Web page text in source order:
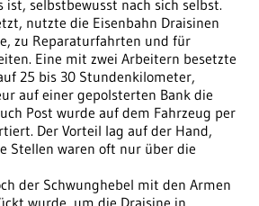
ist, selbstbewusst nach sich selbst.
nutzte die Eisenbahn Draisinen
zu Reparaturfahrten und für
Eine mit zwei Arbeitern besetzte
25 bis 30 Stundenkilometer,
auf einer gepolsterten Bank die
Post wurde auf dem Fahrzeug per
Der Vorteil lag auf der Hand,
Stellen waren oft nur über die
der Schwunghebel mit den Armen
wurde, um die Draisine in